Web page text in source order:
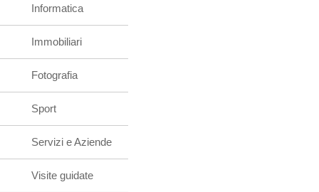
Informatica
Immobiliari
Fotografia
Sport
Servizi e Aziende
Visite guidate